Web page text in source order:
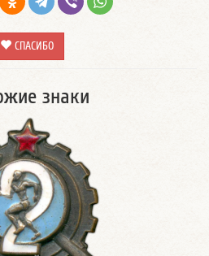
СПАСИБО
знаки